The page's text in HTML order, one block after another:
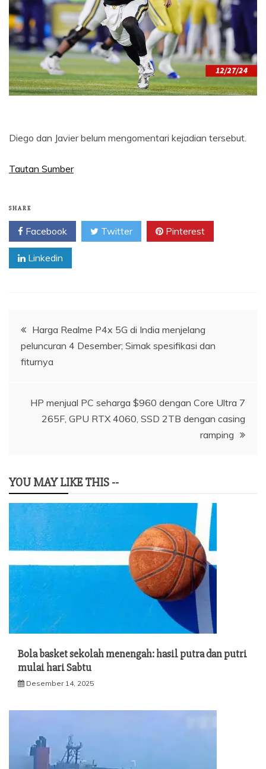
Diego dan Javier belum mengomentari kejadian tersebut.
Tautan Sumber
SHARE
Facebook Twitter Pinterest
Linkedin
Navigasi
pos
Harga Realme P4x 5G di India menjelang
peluncuran 4 Desember; Simak spesifikasi dan
fiturnya
HP menjual PC seharga $960 dengan Core Ultra 7
265F, GPU RTX 4060, SSD 2TB dengan casing
ramping
YOU MAY LIKE THIS --
Bola basket sekolah menengah: hasil putra dan putri
mulai hari Sabtu
Desember 14, 2025